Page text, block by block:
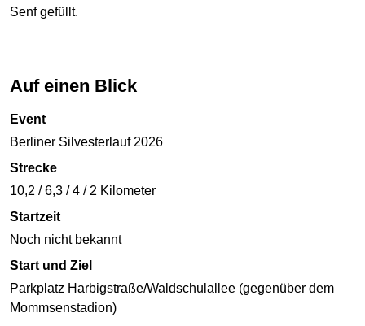
Senf gefüllt.
Auf einen Blick
Event
Berliner Silvesterlauf 2026
Strecke
10,2 / 6,3 / 4 / 2 Kilometer
Startzeit
Noch nicht bekannt
Start und Ziel
Parkplatz Harbigstraße/Waldschulallee (gegenüber dem
Mommsenstadion)